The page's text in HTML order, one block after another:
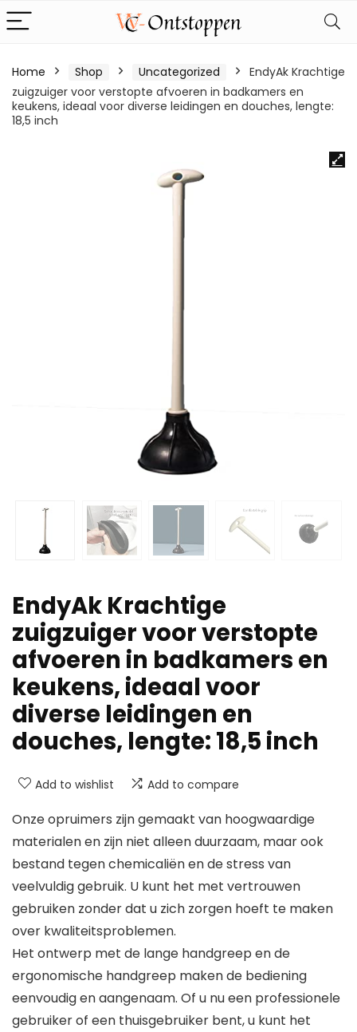
Home Shop Uncategorized
EndyAk Krachtige
zuigzuiger voor verstopte afvoeren in badkamers en
keukens, ideaal voor diverse leidingen en douches, lengte:
18,5 inch
EndyAk Krachtige
zuigzuiger voor verstopte
afvoeren in badkamers en
keukens, ideaal voor
diverse leidingen en
douches, lengte: 18,5 inch
Add to wishlist Add to compare
Onze opruimers zijn gemaakt van hoogwaardige
materialen en zijn niet alleen duurzaam, maar ook
bestand tegen chemicaliën en de stress van
veelvuldig gebruik. U kunt het met vertrouwen
gebruiken zonder dat u zich zorgen hoeft te maken
over kwaliteitsproblemen.
Het ontwerp met de lange handgreep en de
ergonomische handgreep maken de bediening
eenvoudig en aangenaam. Of u nu een professionele
gebruiker of een thuisgebruiker bent, u kunt het